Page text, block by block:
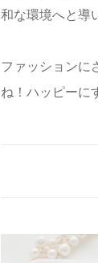
和な環境へと導
ファッションに
ね！ハッピーに